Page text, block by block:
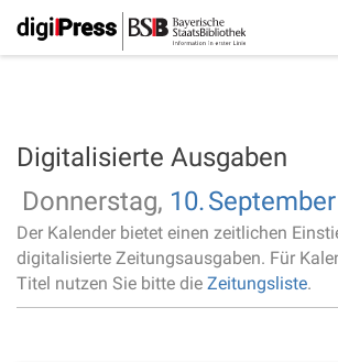
Digitalisierte Ausgaben
Donnerstag, 10.September
Der Kalender bietet einen zeitlichen
digitalisierte Zeitungsausgaben. Für
Titel nutzen Sie bitte die Zeitungsliste.